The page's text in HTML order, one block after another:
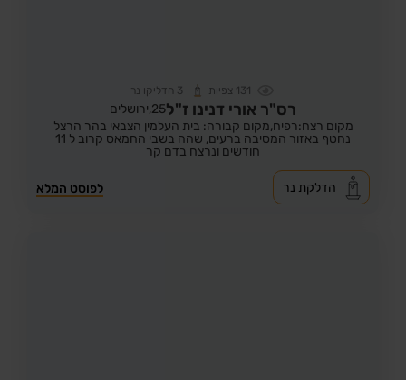
131 צפיות 3 הדליקו נר
רס"ר אורי דנינו ז"ל25, ירושלים
מקום רצח:רפיח,מקום קבורה: בית העלמין הצבאי בהר הרצל
נחטף באזור המסיבה ברעים, שהה בשבי החמאס קרוב ל 11
חודשים ונרצח בדם קר
לפוסט המלא הדלקת נר